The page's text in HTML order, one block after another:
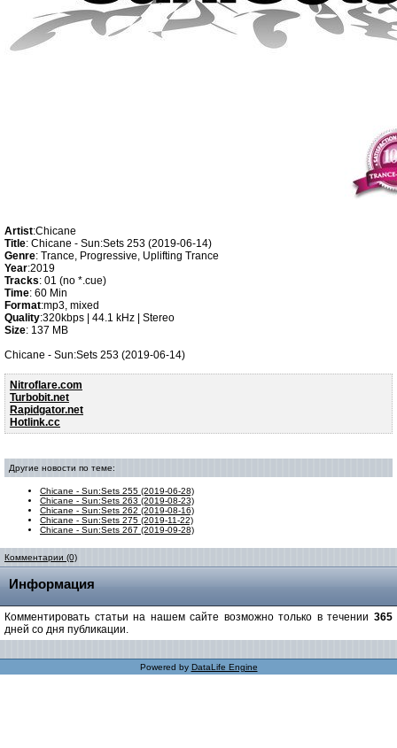
Artist:Chicane
Title: Chicane - Sun:Sets 253 (2019-06-14)
Genre: Trance, Progressive, Uplifting Trance
Year:2019
Tracks: 01 (no *.cue)
Time: 60 Min
Format:mp3, mixed
Quality:320kbps | 44.1 kHz | Stereo
Size: 137 MB
Chicane - Sun:Sets 253 (2019-06-14)
Nitroflare.com
Turbobit.net
Rapidgator.net
Hotlink.cc
Другие новости по теме:
Chicane - Sun:Sets 255 (2019-06-28)
Chicane - Sun:Sets 263 (2019-08-23)
Chicane - Sun:Sets 262 (2019-08-16)
Chicane - Sun:Sets 275 (2019-11-22)
Chicane - Sun:Sets 267 (2019-09-28)
Комментарии (0)
Информация
Комментировать статьи на нашем сайте возможно только в течении 365
дней со дня публикации.
Powered by DataLife Engine